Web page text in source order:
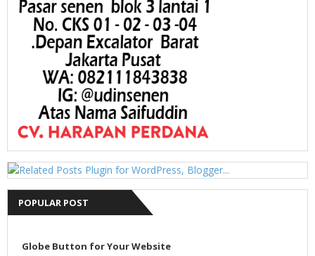
POPULAR POST
Globe Button for Your Website